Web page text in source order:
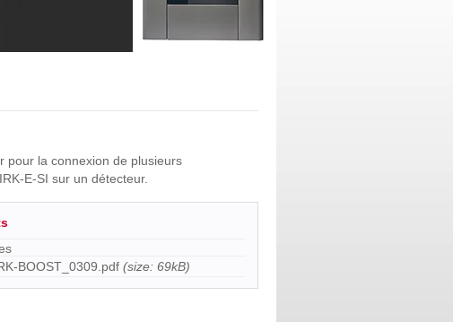
pour la connexion de plusieurs
E-SI sur un détecteur.
BOOST_0309.pdf (size: 69kB)